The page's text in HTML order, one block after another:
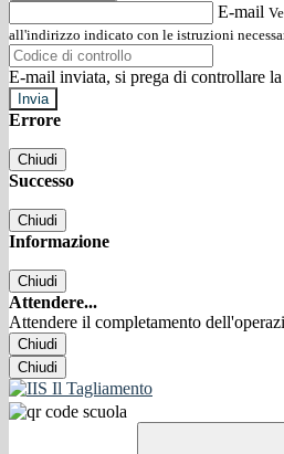
E-mail
all'indirizzo indicato con le istruzioni
E-mail inviata, si prega di controllare
Errore
Chiudi
Successo
Chiudi
Informazione
Chiudi
Attendere...
Attendere il completamento
Chiudi
Chiudi